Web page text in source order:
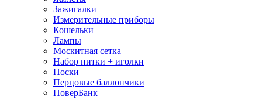
Зажигалки
Измерительные приборы
Кошельки
Лампы
Москитная сетка
Набор нитки + иголки
Носки
Перцовые баллончики
ПоверБанк